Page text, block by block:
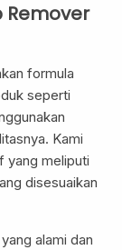
Remover
formula
seperti
Kami
yang meliputi
disesuaikan
alami dan